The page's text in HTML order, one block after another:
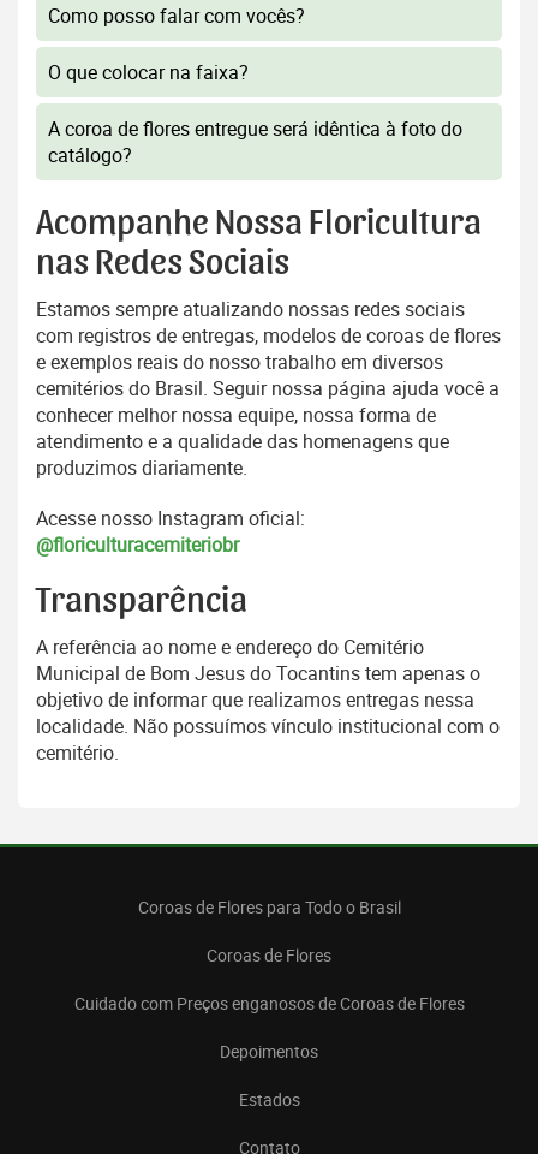
Como posso falar com vocês?
O que colocar na faixa?
A coroa de flores entregue será idêntica à foto do
catálogo?
Acompanhe Nossa Floricultura
nas Redes Sociais
Estamos sempre atualizando nossas redes sociais
com registros de entregas, modelos de coroas de flores
e exemplos reais do nosso trabalho em diversos
cemitérios do Brasil. Seguir nossa página ajuda você a
conhecer melhor nossa equipe, nossa forma de
atendimento e a qualidade das homenagens que
produzimos diariamente.
Acesse nosso Instagram oficial:
@floriculturacemiteriobr
Transparência
A referência ao nome e endereço do Cemitério
Municipal de Bom Jesus do Tocantins tem apenas o
objetivo de informar que realizamos entregas nessa
localidade. Não possuímos vínculo institucional com o
cemitério.
Coroas de Flores para Todo o Brasil
Coroas de Flores
Cuidado com Preços enganosos de Coroas de Flores
Depoimentos
Estados
Contato